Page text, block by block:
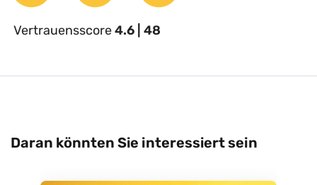
Vertrauensscore4.6 | 48
Daran könnten Sie interessiert sein